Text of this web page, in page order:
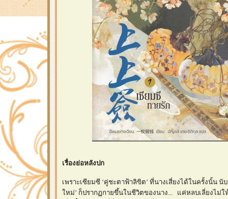
เรื่องย่อหลังปก
เพราะเซียมซี ‘คู่ชะตาฟ้าลิขิต’ ที่นางเสี่ยงได้ในครั้งนั้น นั
หม่’ ก็ปรากฏกายขึ้นในชีวิตของนาง... แค่หลบเลี่ยงไม่ใ